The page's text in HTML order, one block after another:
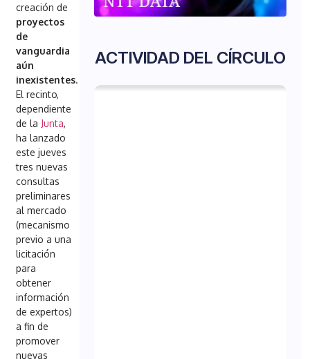
creación de
proyectos
de
vanguardia
aún
inexistentes.
El recinto,
dependiente
de la Junta,
ha lanzado
este jueves
tres nuevas
consultas
preliminares
al mercado
(mecanismo
previo a una
licitación
para
obtener
información
de expertos)
a fin de
promover
nuevas
ACTIVIDAD DEL CÍRCULO